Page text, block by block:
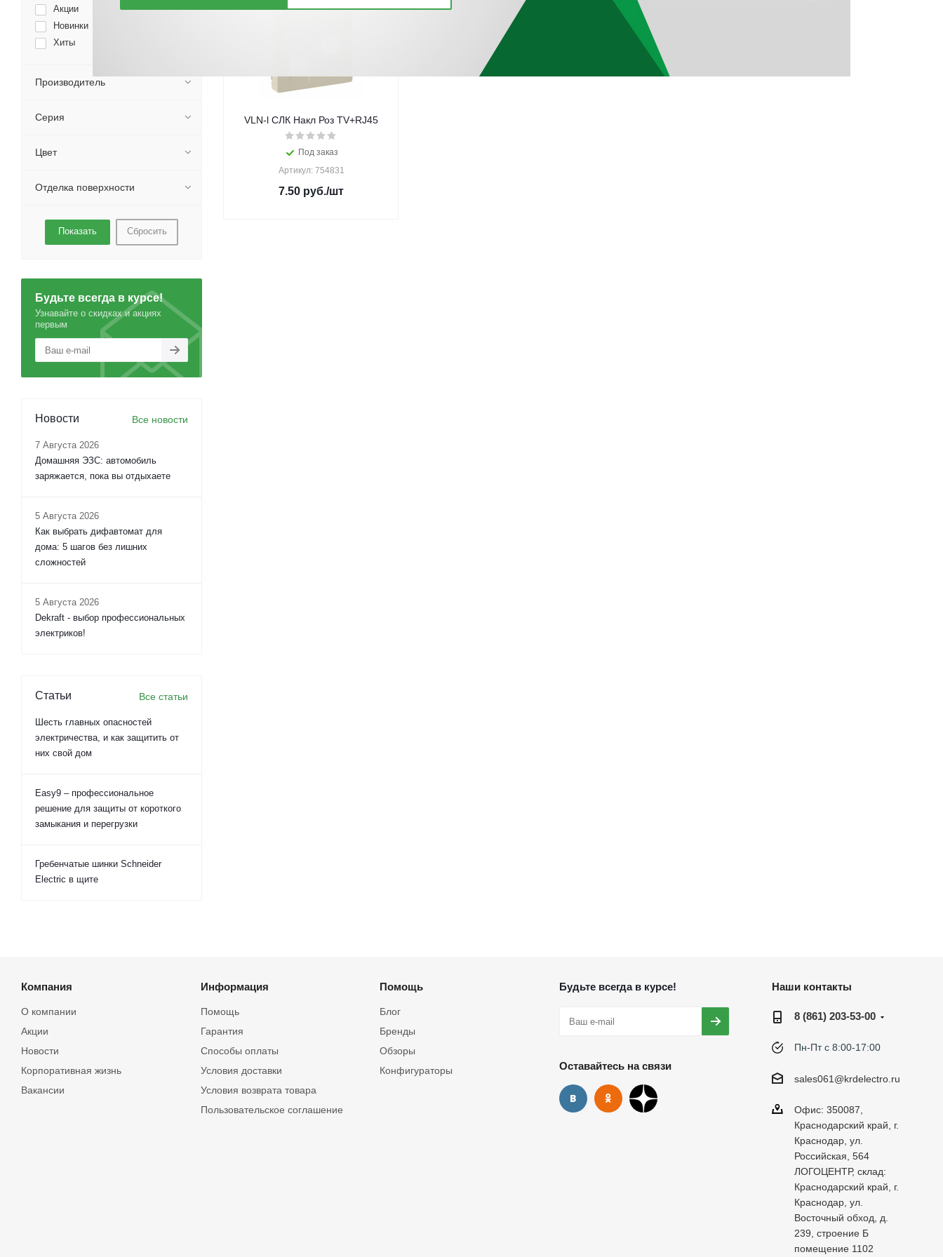
VLN-l СЛК Накл Роз TV+RJ45
Под заказ
Артикул: 754831
7.50 руб./шт
Акции
Новинки
Хиты
Производитель
Серия
Цвет
Отделка поверхности
Сбросить
Будьте всегда в курсе!
Узнавайте о скидках и акциях
первым
Новости Все новости
7 Августа 2026
Домашняя ЭЗС: автомобиль
заряжается, пока вы отдыхаете
5 Августа 2026
Как выбрать дифавтомат для
дома: 5 шагов без лишних
сложностей
5 Августа 2026
Dekraft - выбор профессиональных
электриков!
Статьи Все статьи
Шесть главных опасностей
электричества, и как защитить от
них свой дом
Easy9 – профессиональное
решение для защиты от короткого
замыкания и перегрузки
Гребенчатые шинки Schneider
Electric в щите
Компания
О компании
Акции
Новости
Корпоративная жизнь
Вакансии
Информация
Помощь
Гарантия
Способы оплаты
Условия доставки
Условия возврата товара
Пользовательское соглашение
Помощь
Блог
Бренды
Обзоры
Конфигураторы
Будьте всегда в курсе!
Оставайтесь на связи
Наши контакты
8 (861) 203-53-00
Пн-Пт с 8:00-17:00
sales061@krdelectro.ru
Офис: 350087,
Краснодарский край, г.
Краснодар, ул.
Российская, 564
ЛОГОЦЕНТР, склад:
Краснодарский край, г.
Краснодар, ул.
Восточный обход, д.
239, строение Б
помещение 1102